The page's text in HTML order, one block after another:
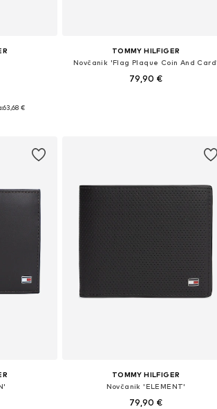
Size
63,68 €
TOMMY HILFIGER
Novčanik 'Flag Plaque Coin And Card'
79,90 €
TOMMY HILFIGER
Novčanik 'ELEMENT'
79,90 €